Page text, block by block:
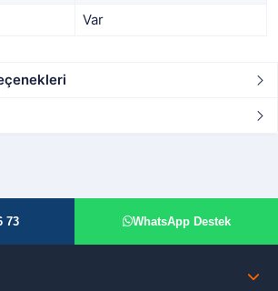
Var
73 WhatsApp Destek